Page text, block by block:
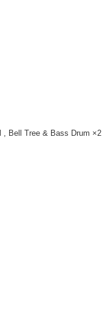
, Bell Tree & Bass Drum ×2